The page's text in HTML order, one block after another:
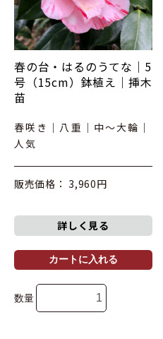
春の台・はるのうてな｜5
号（15cm）鉢植え｜挿木
苗
春咲き｜八重｜中～大輪｜
人気
販売価格： 3,960円
詳しく見る
カートに入れる
数量